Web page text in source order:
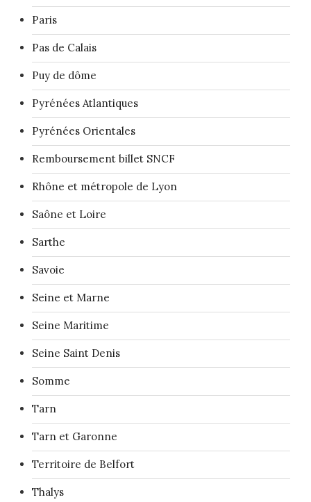
Paris
Pas de Calais
Puy de dôme
Pyrénées Atlantiques
Pyrénées Orientales
Remboursement billet SNCF
Rhône et métropole de Lyon
Saône et Loire
Sarthe
Savoie
Seine et Marne
Seine Maritime
Seine Saint Denis
Somme
Tarn
Tarn et Garonne
Territoire de Belfort
Thalys